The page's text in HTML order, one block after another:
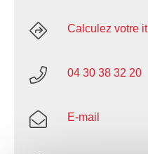
Calculez votre
04 30 38 32 20
E-mail